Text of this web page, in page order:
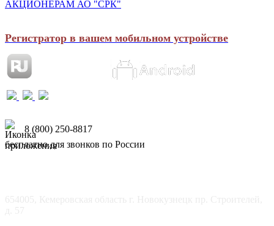
АКЦИОНЕРАМ АО "СРК"
Регистратор в вашем мобильном устройстве
8 (800) 250-8817
бесплатно для звонков по России